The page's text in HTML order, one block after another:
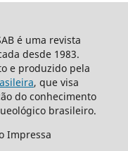
é uma revista
desde 1983.
e produzido pela
, que visa
do conhecimento
brasileiro.
Impressa